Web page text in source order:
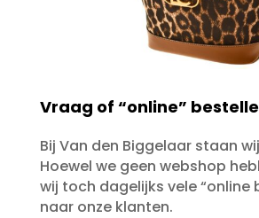
Vraag of “online”
Bij Van den Biggelaar staan
Hoewel we geen webshop
wij toch dagelijks vele “online
naar onze klanten.